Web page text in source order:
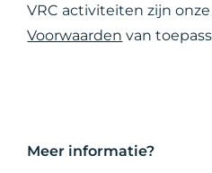
VRC activiteiten zijn
Voorwaarden van
Meer informatie?